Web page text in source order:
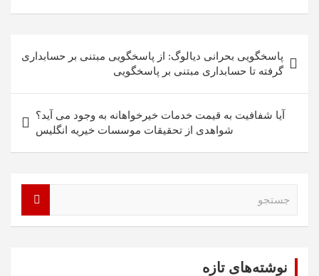
راهبری
نوشته
پاسخگویی بحرانی دیالوگ: از پاسخگویی مبتنی بر حسابداری
گرفته تا حسابداری مبتنی بر پاسخگویی
آیا شفافیت به قیمت خدمات خیرخواهانه به وجود می آید؟
شواهدی از تحقیقات موسسات خیریه انگلیس
نوشته‌های تازه